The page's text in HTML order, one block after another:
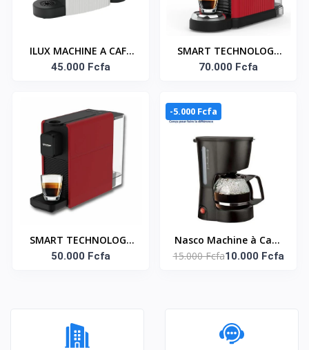
ILUX MACHINE A CAFE
CAPSULE LXCM 6622
45.000 Fcfa
SMART TECHNOLOGY
Machine à Café à
- 0,8L - 1260W - Rouge
- Garantie
70.000 Fcfa
SMART TECHNOLOGY
Machine à Café à
50.000 Fcfa
-5.000 Fcfa
Nasco Machine à Café
- 600W - 0,6L - CM1093-
15.000 Fcfa10.000 Fcfa